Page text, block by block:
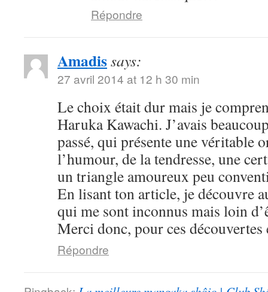
Répondre
Amadissays:
27 avril 2014 at 12 h 30 min
Le choix était dur mais je
Haruka Kawachi. J’avais
passé, qui présente une véritable
l’humour, de la tendresse, une
un triangle amoureux peu
En lisant ton article, je découvre
qui me sont inconnus mais loin
Merci donc, pour ces
Répondre